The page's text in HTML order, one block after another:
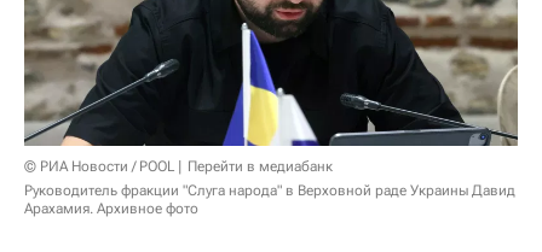
© РИА Новости / POOL
Перейти в медиабанк
Руководитель фракции "Слуга народа" в Верховной раде Украины Давид
Арахамия. Архивное фото